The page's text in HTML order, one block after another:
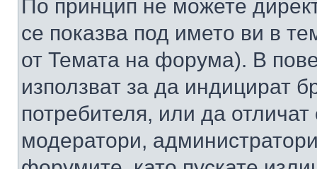
По принцип не можете
се показва под името ви в
от Темата на форума). В
използват за да индицират
потребителя, или да
модератори,